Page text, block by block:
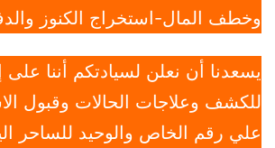
وخطف المال-استخراج الكنوز
يسعدنا أن نعلن لسيادتكم أننا على
للكشف وعلاجات الحالات وقبول
علي رقم الخاص والوحيد للساحر